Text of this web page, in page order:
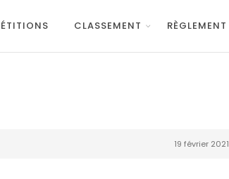
CLASSEMENT RÈGLEMENT
19 février 2021